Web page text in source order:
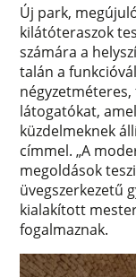
Új park,
kilátóteraszok
számára a
talán a
látogatókat,
küzdelmeknek
címmel. „A
megoldások
üvegszerkezetű
kialakított
fogalmaznak.